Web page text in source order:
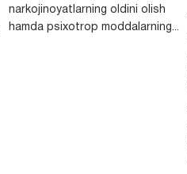
narkojinoyatlarning oldini olish
hamda psixotrop moddalarning...